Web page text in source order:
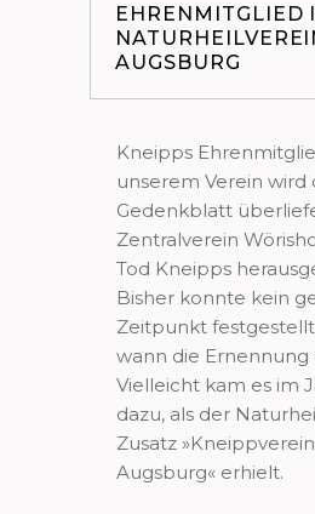
EHRENMITGLIED
AUGSBURG
Kneipps
unserem Verein wird
Gedenkblatt
Zentralverein
Tod Kneipps
Bisher konnte kein
Zeitpunkt
wann die Ernennung
Vielleicht kam es im
dazu, als der
Zusatz
Augsburg« erhielt.